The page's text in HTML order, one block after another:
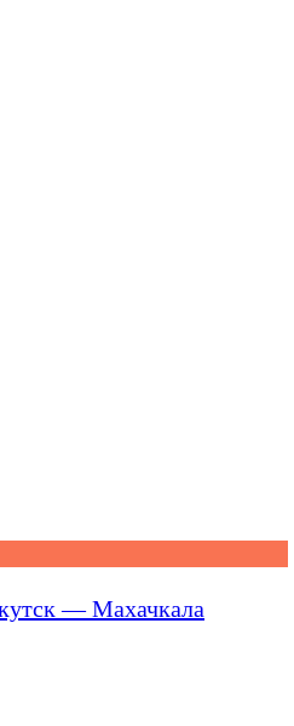
— Махачкала